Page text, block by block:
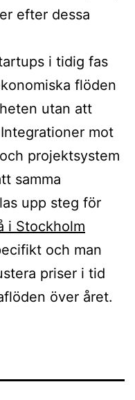
efter dessa
i tidig fas
flöden
utan att
mot
projektsystem
samma
upp steg för
i Stockholm
och man
priser i tid
över året.